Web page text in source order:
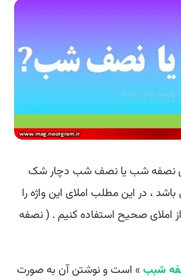
نصفه شب یا نصف شب دچار شک
، در این مطلب املای این واژه را
املای صحیح استفاده کنیم . ( نصفه
شبب » است و نوشتن آن به صورت